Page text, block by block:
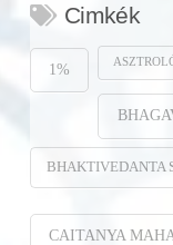
Cimkék
1%
BHAKTIVEDANTA
CAITANYA